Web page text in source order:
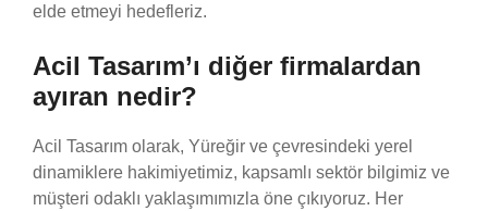
elde etmeyi hedefleriz.
Acil Tasarım’ı diğer firmalardan
ayıran nedir?
Acil Tasarım olarak, Yüreğir ve çevresindeki yerel
dinamiklere hakimiyetimiz, kapsamlı sektör bilgimiz ve
müşteri odaklı yaklaşımımızla öne çıkıyoruz. Her